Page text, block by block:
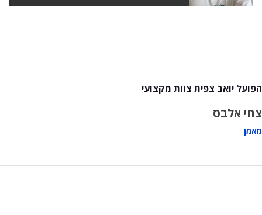
הפועל יואב צפית צוות מקצועי
צחי אלבס
מאמן